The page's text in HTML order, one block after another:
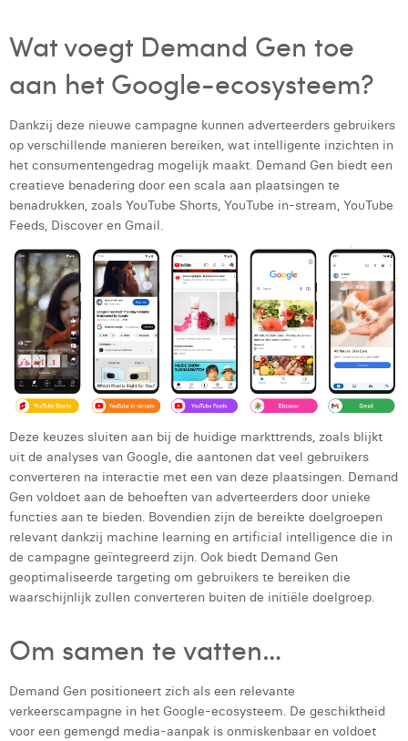
Wat voegt Demand Gen toe
aan het Google-ecosysteem?
Dankzij deze nieuwe campagne kunnen adverteerders gebruikers
op verschillende manieren bereiken, wat intelligente inzichten in
het consumentengedrag mogelijk maakt. Demand Gen biedt een
creatieve benadering door een scala aan plaatsingen te
benadrukken, zoals YouTube Shorts, YouTube in-stream, YouTube
Feeds, Discover en Gmail.
Deze keuzes sluiten aan bij de huidige markttrends, zoals blijkt
uit de analyses van Google, die aantonen dat veel gebruikers
converteren na interactie met een van deze plaatsingen. Demand
Gen voldoet aan de behoeften van adverteerders door unieke
functies aan te bieden. Bovendien zijn de bereikte doelgroepen
relevant dankzij machine learning en artificial intelligence die in
de campagne geïntegreerd zijn. Ook biedt Demand Gen
geoptimaliseerde targeting om gebruikers te bereiken die
waarschijnlijk zullen converteren buiten de initiële doelgroep.
Om samen te vatten…
Demand Gen positioneert zich als een relevante
verkeerscampagne in het Google-ecosysteem. De geschiktheid
voor een gemengd media-aanpak is onmiskenbaar en voldoet